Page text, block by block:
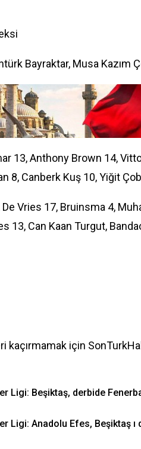
Bayraktar, Musa Kazım
13, Anthony Brown 14,
8, Canberk Kuş 10, Yiğit
Vries 17, Bruinsma 4,
13, Can Kaan Turgut,
için
Ligi: Beşiktaş, derbide
Ligi: Anadolu Efes, Beşiktaş ı